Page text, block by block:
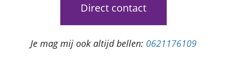
Direct contact
Je mag mij ook altijd bellen: 0621176109